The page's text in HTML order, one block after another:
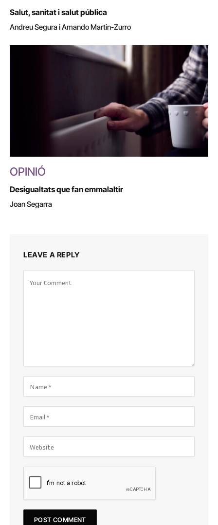
Salut, sanitat i salut pública
Andreu Segura i Amando Martin-Zurro
OPINIÓ
Desigualtats que fan emmalaltir
Joan Segarra
LEAVE A REPLY